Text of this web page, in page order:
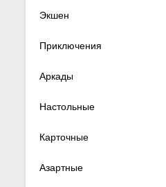
Экшен
Приключения
Аркады
Настольные
Карточные
Азартные